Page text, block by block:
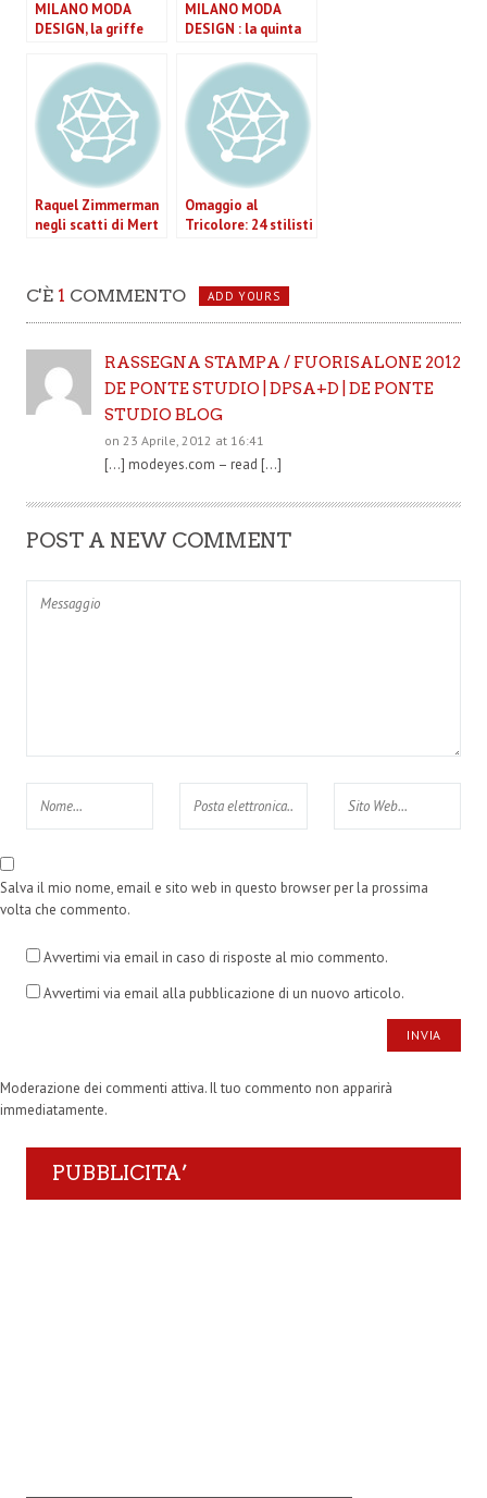
MILANO MODA
DESIGN, la griffe
MILANO MODA
DESIGN : la quinta
valorizzare griffe e
design
Raquel Zimmerman
negli scatti di Mert
Omaggio al
Tricolore: 24 stilisti
C'È 1 COMMENTO ADD YOURS
RASSEGNA STAMPA / FUORISALONE 2012
DE PONTE STUDIO | DPSA+D | DE PONTE
STUDIO BLOG
on 23 Aprile, 2012 at 16:41
[…] modeyes.com – read […]
POST A NEW COMMENT
Salva il mio nome, email e sito web in questo browser per la prossima
volta che commento.
Avvertimi via email in caso di risposte al mio commento.
Avvertimi via email alla pubblicazione di un nuovo articolo.
Moderazione dei commenti attiva. Il tuo commento non apparirà
immediatamente.
PUBBLICITA’